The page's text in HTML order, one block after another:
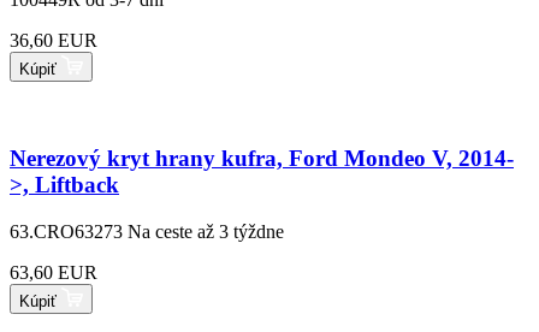
36,60 EUR
Kúpiť
Nerezový kryt hrany kufra, Ford Mondeo V, 2014-
>, Liftback
63.CRO63273 Na ceste až 3 týždne
63,60 EUR
Kúpiť